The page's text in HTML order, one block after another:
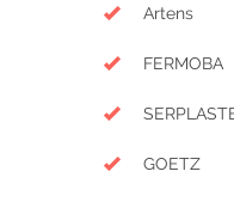
Artens
FERMOBA
GOETZ